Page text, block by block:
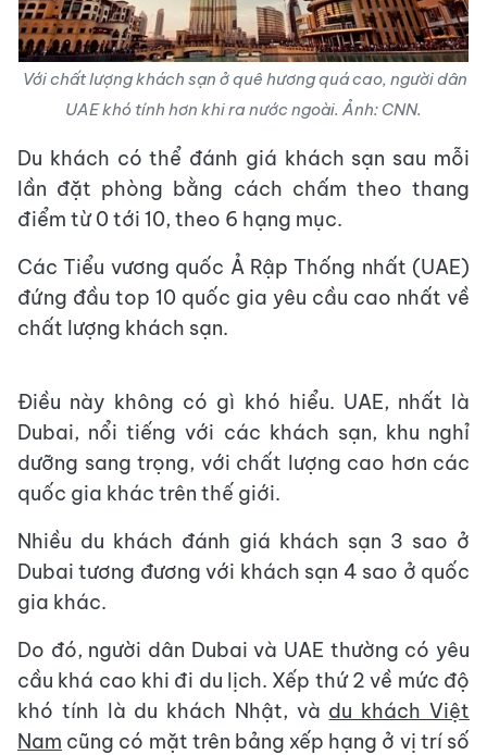
Với chất lượng khách sạn ở quê hương quá cao, người dân
UAE khó tính hơn khi ra nước ngoài. Ảnh: CNN.
Du khách có thể đánh giá khách sạn sau mỗi
lần đặt phòng bằng cách chấm theo thang
điểm từ 0 tới 10, theo 6 hạng mục.
Các Tiểu vương quốc Ả Rập Thống nhất (UAE)
đứng đầu top 10 quốc gia yêu cầu cao nhất về
chất lượng khách sạn.
Điều này không có gì khó hiểu. UAE, nhất là
Dubai, nổi tiếng với các khách sạn, khu nghỉ
dưỡng sang trọng, với chất lượng cao hơn các
quốc gia khác trên thế giới.
Nhiều du khách đánh giá khách sạn 3 sao ở
Dubai tương đương với khách sạn 4 sao ở quốc
gia khác.
Do đó, người dân Dubai và UAE thường có yêu
cầu khá cao khi đi du lịch. Xếp thứ 2 về mức độ
khó tính là du khách Nhật, và du khách Việt
Nam cũng có mặt trên bảng xếp hạng ở vị trí số